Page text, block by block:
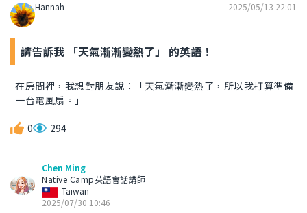
Hannah 2025/05/13 22:01
請告訴我 「天氣漸漸變熱了」 的英語！
在房間裡，我想對朋友說：「天氣漸漸變熱了，所以我打算準備
一台電風扇。」
0 294
Chen Ming
Native Camp英語會話講師
Taiwan
2025/07/30 10:46